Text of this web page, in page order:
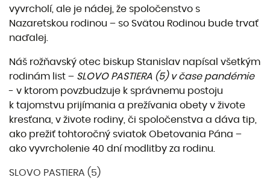
vyvrcholí, ale je nádej, že spoločenstvo s
Nazaretskou rodinou – so Svätou Rodinou bude trvať
naďalej.
Náš rožňavský otec biskup Stanislav napísal všetkým
rodinám list – SLOVO PASTIERA (5) v čase pandémie
- v ktorom povzbudzuje k správnemu postoju
k tajomstvu prijímania a prežívania obety v živote
kresťana, v živote rodiny, či spoločenstva a dáva tip,
ako prežiť tohtoročný sviatok Obetovania Pána –
ako vyvrcholenie 40 dní modlitby za rodinu.
SLOVO PASTIERA (5)